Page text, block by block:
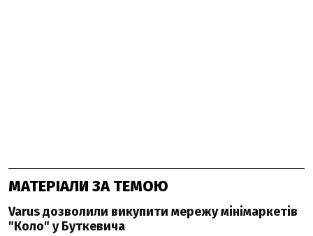
МАТЕРІАЛИ ЗА ТЕМОЮ
Varus дозволили викупити мережу мінімаркетів
"Коло" у Буткевича